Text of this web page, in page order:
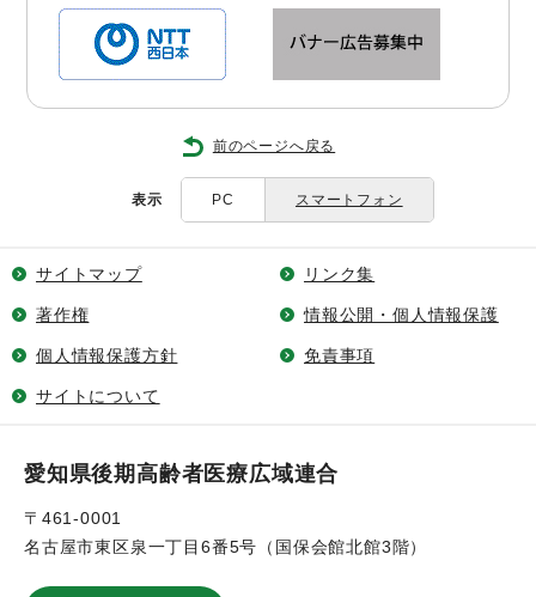
前のページへ戻る
表示 PC スマートフォン
サイトマップ リンク集
著作権 情報公開・個人情報保護
個人情報保護方針 免責事項
サイトについて
愛知県後期高齢者医療広域連合
〒461-0001
名古屋市東区泉一丁目6番5号（国保会館北館3階）